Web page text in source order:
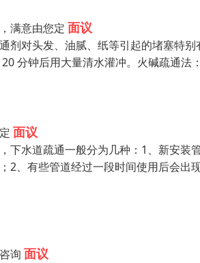
满意由您定 面议
剂对头发、油腻、纸等引起的堵塞特
分钟后用大量清水灌冲。火碱疏通法
面议
下水道疏通一般分为几种：1、新安装
2、有些管道经过一段时间使用后会出
询 面议